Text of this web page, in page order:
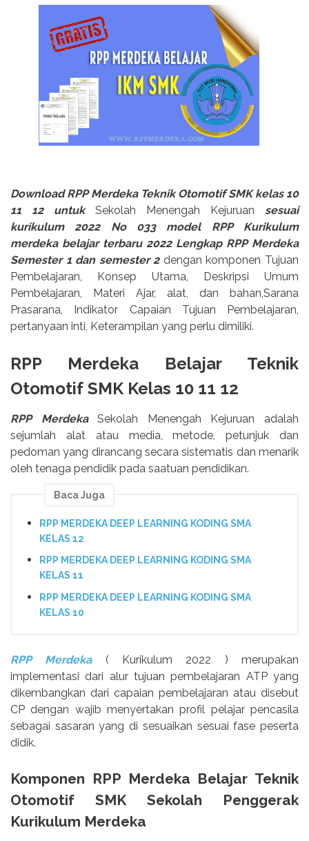
Download RPP Merdeka Teknik Otomotif SMK kelas 10
11 12 untuk Sekolah Menengah Kejuruan sesuai
kurikulum 2022 No 033 model RPP Kurikulum
merdeka belajar terbaru 2022 Lengkap RPP Merdeka
Semester 1 dan semester 2dengan komponen Tujuan
Pembelajaran, Konsep Utama, Deskripsi Umum
Pembelajaran, Materi Ajar, alat, dan bahan,Sarana
Prasarana, Indikator Capaian Tujuan Pembelajaran,
pertanyaan inti, Keterampilan yang perlu dimiliki.
RPP Merdeka Belajar Teknik
Otomotif SMK Kelas 10 11 12
RPP MerdekaSekolah Menengah Kejuruan adalah
sejumlah alat atau media, metode, petunjuk dan
pedoman yang dirancang secara sistematis dan menarik
oleh tenaga pendidik pada saatuan pendidikan.
Baca Juga
RPP MERDEKA DEEP LEARNING KODING SMA
KELAS 12
RPP MERDEKA DEEP LEARNING KODING SMA
KELAS 11
RPP MERDEKA DEEP LEARNING KODING SMA
KELAS 10
RPP Merdeka( Kurikulum 2022 ) merupakan
implementasi dari alur tujuan pembelajaran ATP yang
dikembangkan dari capaian pembelajaran atau disebut
CP dengan wajib menyertakan profil pelajar pencasila
sebagai sasaran yang di sesuaikan sesuai fase peserta
didik.
Komponen RPP Merdeka Belajar Teknik
Otomotif SMK Sekolah Penggerak
Kurikulum Merdeka